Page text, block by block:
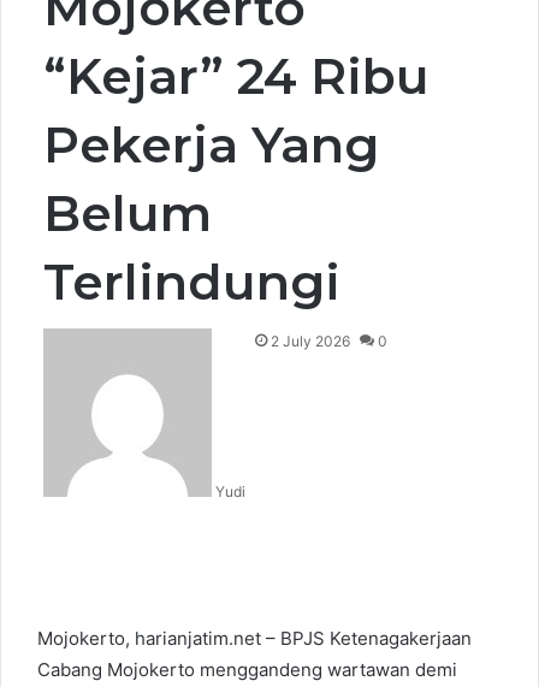
“Kejar” 24 Ribu
Pekerja Yang
Belum
Terlindungi
Yudi
2 July 2026 0
Mojokerto, harianjatim.net – BPJS Ketenagakerjaan
Cabang Mojokerto menggandeng wartawan demi